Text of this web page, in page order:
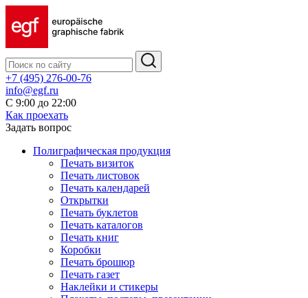
+7 (495) 276-00-76
info@egf.ru
С 9:00 до 22:00
Как проехать
Задать вопрос
Полиграфическая продукция
Печать визиток
Печать листовок
Печать календарей
Открытки
Печать буклетов
Печать каталогов
Печать книг
Коробки
Печать брошюр
Печать газет
Наклейки и стикеры